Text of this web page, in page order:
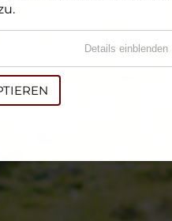
Details einblenden